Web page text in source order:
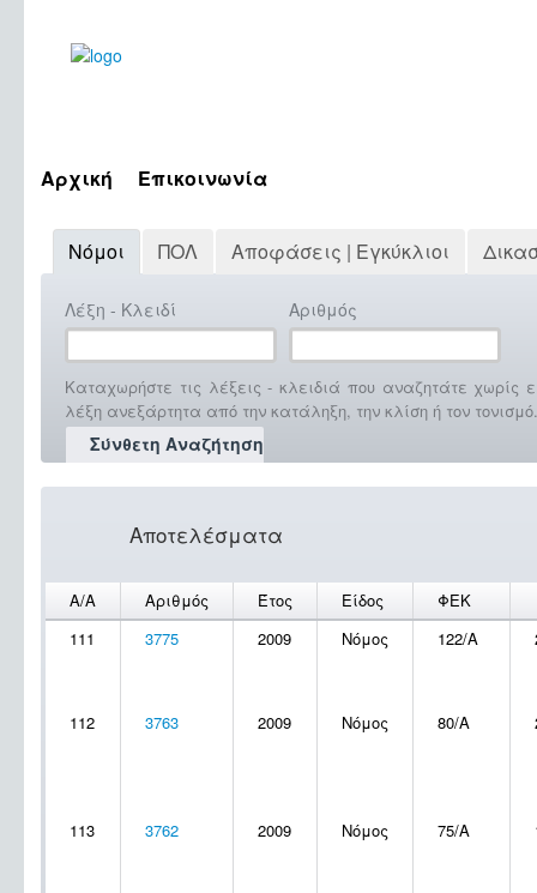
Αρχική Επικοινωνία
Νόμοι ΠΟΛ Αποφάσεις | Εγκύκλιοι
Λέξη - Κλειδί Αριθμός
Καταχωρήστε τις λέξεις - κλειδιά που αναζητάτε
λέξη ανεξάρτητα από την κατάληξη, την κλίση ή τον τονισμό.
Σύνθετη Αναζήτηση
Αποτελέσματα
Α/Α Αριθμός Έτος Είδος
ΦΕΚ
111
3775 2009 Νόμος 122/Α
112 3763 2009 Νόμος 80/Α
113 3762 2009 Νόμος 75/Α